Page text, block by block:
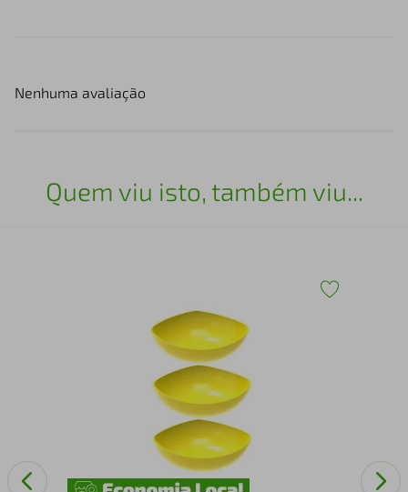
Nenhuma avaliação
Quem viu isto, também viu...